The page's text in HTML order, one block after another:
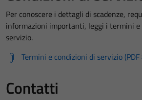
Per conoscere i dettagli di scadenze,
informazioni importanti, leggi i termini e
servizio.
Termini e condizioni di servizio
Contatti